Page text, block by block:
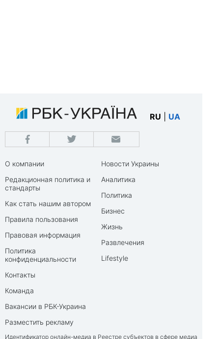
RU UA
О компании
Редакционная политика и
стандарты
Как стать нашим автором
Правила пользования
Правовая информация
Политика
конфиденциальности
Контакты
Команда
Вакансии в РБК-Украина
Разместить рекламу
Новости Украины
Аналитика
Политика
Бизнес
Жизнь
Развлечения
Lifestyle
Идентификатор онлайн-медиа в Реестре субъектов в сфере медиа